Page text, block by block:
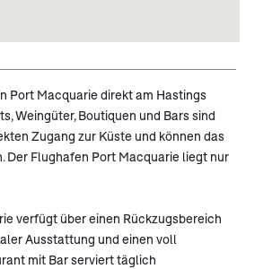
Port Macquarie direkt am Hastings
Weingüter, Boutiquen und Bars sind
Zugang zur Küste und können das
Der Flughafen Port Macquarie liegt nur
verfügt über einen Rückzugsbereich
Ausstattung und einen voll
mit Bar serviert täglich